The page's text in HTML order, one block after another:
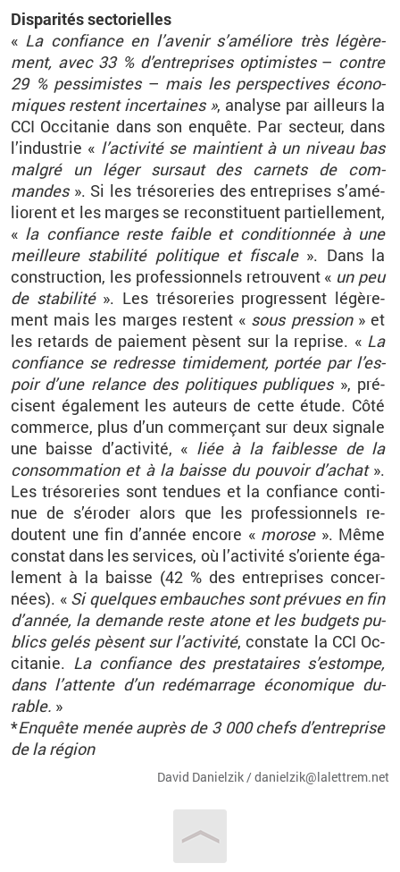
Dis­pa­ri­tés sec­to­rielles
« La confiance en l’ave­nir s’amé­liore très lé­gè­re­
ment, avec 33 % d’en­tre­prises op­ti­mistes – contre
29 % pes­si­mistes – mais les pers­pec­tives éco­no­
miques res­tent in­cer­taines », ana­lyse par ailleurs la
CCI Oc­ci­ta­nie dans son en­quête. Par sec­teur, dans
l’in­dus­trie « l’ac­ti­vité se main­tient à un ni­veau bas
mal­gré un léger sur­saut des car­nets de com­
mandes ». Si les tré­so­re­ries des en­tre­prises s’amé­
liorent et les marges se re­cons­ti­tuent par­tiel­le­ment,
« la confiance reste faible et condi­tion­née à une
meilleure sta­bi­lité po­li­tique et fis­cale ». Dans la
construc­tion, les pro­fes­sion­nels re­trouvent « un peu
de sta­bi­lité ». Les tré­so­re­ries pro­gressent lé­gè­re­
ment mais les marges res­tent « sous pres­sion » et
les re­tards de paie­ment pèsent sur la re­prise. « La
confiance se re­dresse ti­mi­de­ment, por­tée par l’es­
poir d’une re­lance des po­li­tiques pu­bliques », pré­
cisent éga­le­ment les au­teurs de cette étude. Côté
com­merce, plus d’un com­mer­çant sur deux si­gnale
une baisse d’ac­ti­vité, « liée à la fai­blesse de la
consom­ma­tion et à la baisse du pou­voir d’achat ».
Les tré­so­re­ries sont ten­dues et la confiance conti­
nue de s’éro­der alors que les pro­fes­sion­nels re­
doutent une fin d’an­née en­core « mo­rose ». Même
constat dans les ser­vices, où l’ac­ti­vité s’oriente éga­
le­ment à la baisse (42 % des en­tre­prises concer­
nées). « Si quelques em­bauches sont pré­vues en fin
d’an­née, la de­mande reste atone et les bud­gets pu­
blics gelés pèsent sur l’ac­ti­vité, constate la CCI Oc­
ci­ta­nie. La confiance des pres­ta­taires s’es­tompe,
dans l’at­tente d’un re­dé­mar­rage éco­no­mique du­
rable. »
*En­quête menée au­près de 3 000 chefs d’en­tre­prise
de la ré­gion
David Da­niel­zik / da­niel­zik@​la­let­trem.​net